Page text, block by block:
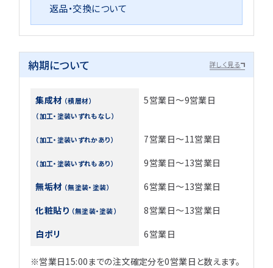
返品・交換について
納期について 詳しく見る
集成材 （積層材）
（加工・塗装いずれもなし）
5営業日～9営業日
（加工・塗装いずれかあり） 7営業日～11営業日
（加工・塗装いずれもあり）
9営業日～13営業日
無垢材 （無塗装・塗装）
6営業日～13営業日
化粧貼り （無塗装・塗装）
8営業日～13営業日
白ポリ
6営業日
※営業日15:00までの注文確定分を0営業日と数えます。